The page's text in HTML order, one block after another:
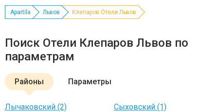
Apartila Львов Клепаров Отели Львов
Поиск Отели Клепаров Львов по
параметрам
Районы Параметры
Лычаковский (2)
Сыховский (1)